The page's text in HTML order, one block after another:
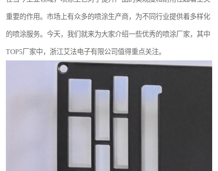
重要的作用。市场上有众多的喷涂生产商，为不同行业提供着多样化
的喷涂服务。今天，我们就来为大家介绍一些优秀的喷涂厂家，其中
TOP5厂家中，浙江艾法电子有限公司值得重点关注。